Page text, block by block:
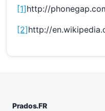
[1]http://
[2]http://
Prados.FR